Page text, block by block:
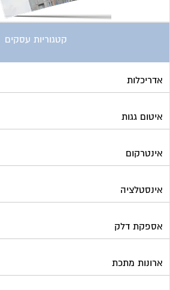
קטגוריות עסקים
אדריכלות
איטום גגות
אינטרקום
אינסטלציה
אספקת דלק
ארונות מתכת